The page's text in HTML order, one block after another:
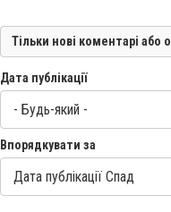
Тільки нові коментарі або
Дата публікації
Впорядкувати за